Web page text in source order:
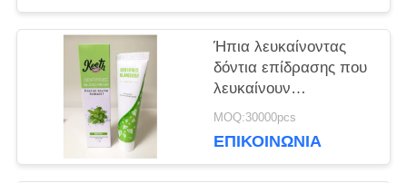
ΜΥΣΤΙΚΌΤΗΤΑΣ
Ήπια λευκαίνοντας
δόντια επίδρασης που
λευκαίνουν
οδοντοπαστών τα
προϊόντα 50g
MOQ:30000pcs
ΕΠΙΚΟΙΝΩΝΊΑ